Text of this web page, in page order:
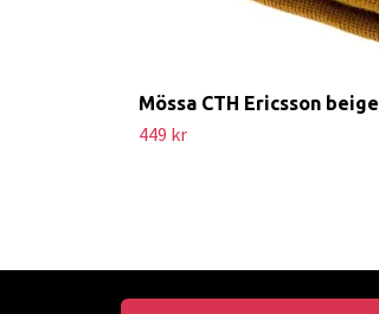
Mössa CTH Ericsson beige
449 kr